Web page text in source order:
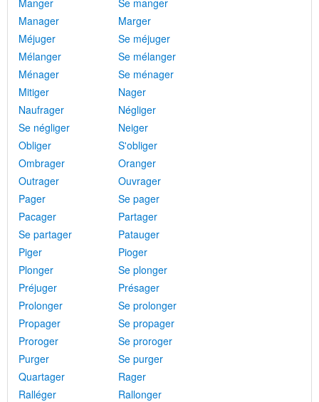
Manger
Se manger
Manager
Marger
Méjuger
Se méjuger
Mélanger
Se mélanger
Ménager
Se ménager
Mitiger
Nager
Naufrager
Négliger
Se négliger
Neiger
Obliger
S'obliger
Ombrager
Oranger
Outrager
Ouvrager
Pager
Se pager
Pacager
Partager
Se partager
Patauger
Piger
Pioger
Plonger
Se plonger
Préjuger
Présager
Prolonger
Se prolonger
Propager
Se propager
Proroger
Se proroger
Purger
Se purger
Quartager
Rager
Ralléger
Rallonger